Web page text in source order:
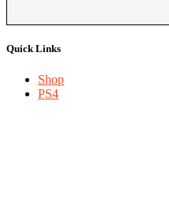
Quick Links
Shop
PS4